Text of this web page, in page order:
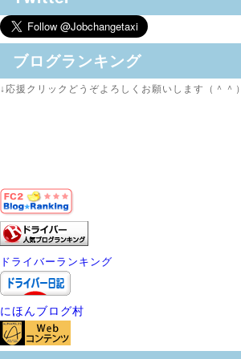
ブログランキング
↓応援クリックどうぞよろしくお願いします（＾＾）
ドライバーランキング
にほんブログ村